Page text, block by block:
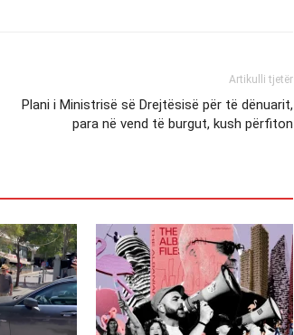
Artikulli tjetër
Plani i Ministrisë së Drejtësisë për të dënuarit,
para në vend të burgut, kush përfiton